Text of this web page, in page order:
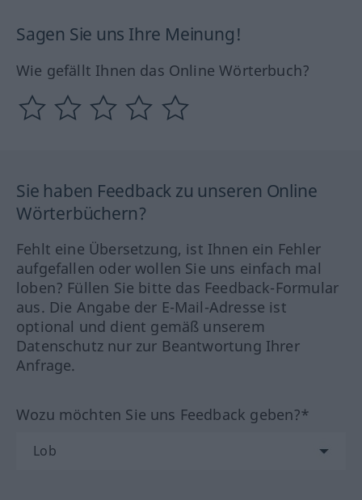
Sagen Sie uns Ihre Meinung!
Wie gefällt Ihnen das Online Wörterbuch?
Sie haben Feedback zu unseren Online
Wörterbüchern?
Fehlt eine Übersetzung, ist Ihnen ein Fehler
aufgefallen oder wollen Sie uns einfach mal
loben? Füllen Sie bitte das Feedback-Formular
aus. Die Angabe der E-Mail-Adresse ist
optional und dient gemäß unserem
Datenschutz nur zur Beantwortung Ihrer
Anfrage.
Wozu möchten Sie uns Feedback geben?*